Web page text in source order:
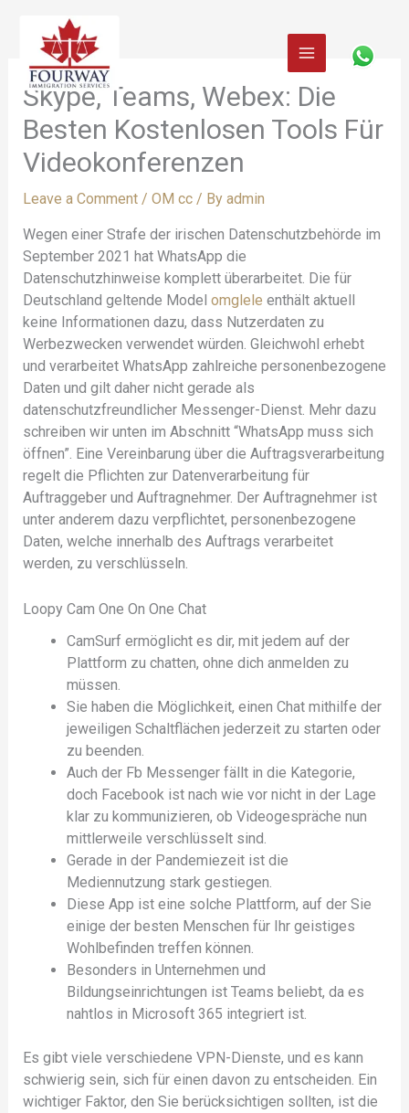
content
Skype, Teams, Webex: Die
Besten Kostenlosen Tools Für
Videokonferenzen
Leave a Comment / OM cc/ By admin
Wegen einer Strafe der irischen Datenschutzbehörde im
September 2021 hat WhatsApp die
Datenschutzhinweise komplett überarbeitet. Die für
Deutschland geltende Model omglele enthält aktuell
keine Informationen dazu, dass Nutzerdaten zu
Werbezwecken verwendet würden. Gleichwohl erhebt
und verarbeitet WhatsApp zahlreiche personenbezogene
Daten und gilt daher nicht gerade als
datenschutzfreundlicher Messenger-Dienst. Mehr dazu
schreiben wir unten im Abschnitt “WhatsApp muss sich
öffnen”. Eine Vereinbarung über die Auftragsverarbeitung
regelt die Pflichten zur Datenverarbeitung für
Auftraggeber und Auftragnehmer. Der Auftragnehmer ist
unter anderem dazu verpflichtet, personenbezogene
Daten, welche innerhalb des Auftrags verarbeitet
werden, zu verschlüsseln.
Loopy Cam One On One Chat
CamSurf ermöglicht es dir, mit jedem auf der
Plattform zu chatten, ohne dich anmelden zu
müssen.
Sie haben die Möglichkeit, einen Chat mithilfe der
jeweiligen Schaltflächen jederzeit zu starten oder
zu beenden.
Auch der Fb Messenger fällt in die Kategorie,
doch Facebook ist nach wie vor nicht in der Lage
klar zu kommunizieren, ob Videogespräche nun
mittlerweile verschlüsselt sind.
Gerade in der Pandemiezeit ist die
Mediennutzung stark gestiegen.
Diese App ist eine solche Plattform, auf der Sie
einige der besten Menschen für Ihr geistiges
Wohlbefinden treffen können.
Besonders in Unternehmen und
Bildungseinrichtungen ist Teams beliebt, da es
nahtlos in Microsoft 365 integriert ist.
Es gibt viele verschiedene VPN-Dienste, und es kann
schwierig sein, sich für einen davon zu entscheiden. Ein
wichtiger Faktor, den Sie berücksichtigen sollten, ist die